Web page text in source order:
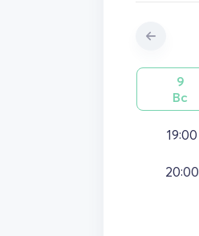
9
Вс
19:00
20:00